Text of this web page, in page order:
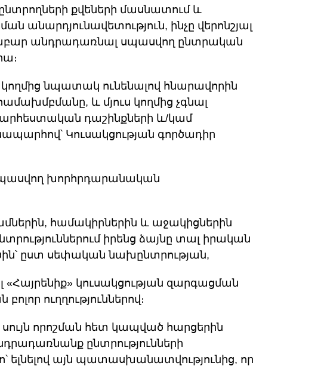
քվեների մասնատում և
անարդյունավետություն, ինչը վերոնշյալ
անդրադառնալ սպասվող ընտրական
նպատակ ունենալով հնարավորին
և մյուս կողմից չգնալ
դաշինքների և/կամ
Կուսակցության գործադիր
խորհրդարանական
համակիրներին և աջակիցներին
իրենց ձայնը տալ իրական
ըստ սեփական նախընտրության,
կուսակցության զարգացման
ուղղություններով։
որոշման հետ կապված հարցերին
ընտրությունների
ելնելով այն պատասխանատվությունից, որ